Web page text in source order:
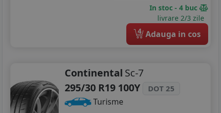
In stoc - 4 buc
livrare 2/3 zile
4 Adauga in cos
Continental Sc-7
295/30 R19 100Y
DOT 25
Turisme